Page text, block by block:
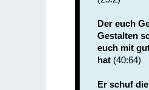
Der euch
Gestalten
euch mit
hat(40:64)
Er schuf